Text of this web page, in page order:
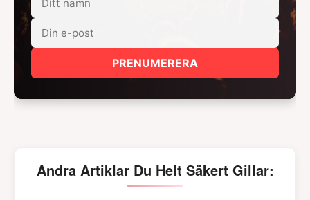
PRENUMERERA
Andra Artiklar Du Helt Säkert Gillar: